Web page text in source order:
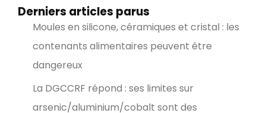
Derniers articles parus
Moules en silicone, céramiques et cristal : les
contenants alimentaires peuvent être
dangereux
La DGCCRF répond : ses limites sur
arsenic/aluminium/cobalt sont des